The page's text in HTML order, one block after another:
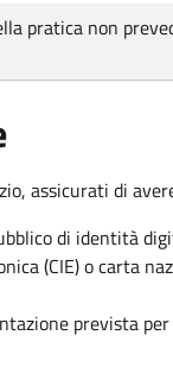
pratica non
assicurati di
di identità
(CIE) o carta
prevista